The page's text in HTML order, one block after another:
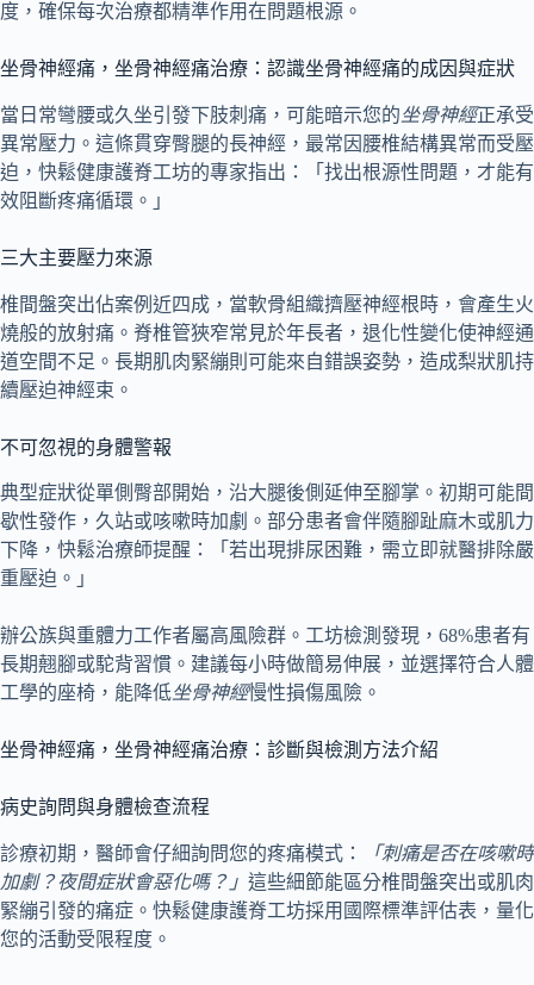
度，確保每次治療都精準作用在問題根源。
坐骨神經痛，坐骨神經痛治療：認識坐骨神經痛的成因與症狀
當日常彎腰或久坐引發下肢刺痛，可能暗示您的坐骨神經正承受
異常壓力。這條貫穿臀腿的長神經，最常因腰椎結構異常而受壓
迫，快鬆健康護脊工坊的專家指出：「找出根源性問題，才能有
效阻斷疼痛循環。」
三大主要壓力來源
椎間盤突出佔案例近四成，當軟骨組織擠壓神經根時，會產生火
燒般的放射痛。脊椎管狹窄常見於年長者，退化性變化使神經通
道空間不足。長期肌肉緊繃則可能來自錯誤姿勢，造成梨狀肌持
續壓迫神經束。
不可忽視的身體警報
典型症狀從單側臀部開始，沿大腿後側延伸至腳掌。初期可能間
歇性發作，久站或咳嗽時加劇。部分患者會伴隨腳趾麻木或肌力
下降，快鬆治療師提醒：「若出現排尿困難，需立即就醫排除嚴
重壓迫。」
辦公族與重體力工作者屬高風險群。工坊檢測發現，68%患者有
長期翹腳或駝背習慣。建議每小時做簡易伸展，並選擇符合人體
工學的座椅，能降低坐骨神經慢性損傷風險。
坐骨神經痛，坐骨神經痛治療：診斷與檢測方法介紹
病史詢問與身體檢查流程
診療初期，醫師會仔細詢問您的疼痛模式：
「刺痛是否在咳嗽時
加劇？夜間症狀會惡化嗎？」 這些細節能區分椎間盤突出或肌肉
緊繃引發的痛症。快鬆健康護脊工坊採用國際標準評估表，量化
您的活動受限程度。